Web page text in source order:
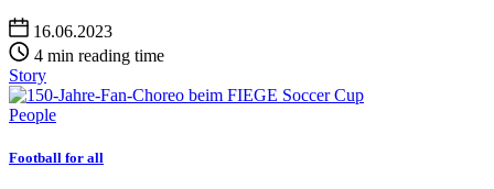
16.06.2023
4 min reading time
Story
People
Football for all